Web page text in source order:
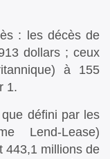
: les décès de
dollars ; ceux
à 155
1.
défini par les
Lend-Lease)
443,1 millions de